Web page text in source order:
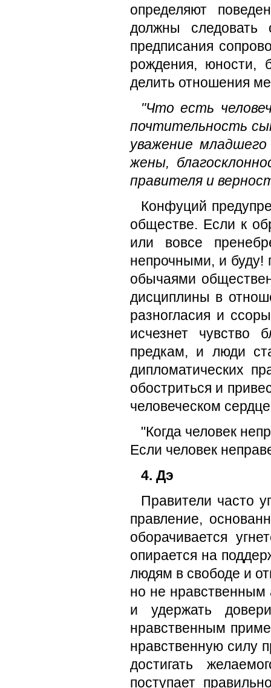
определяют
должны
предписания
рождения, юности,
делить отношения
"Что есть
почтительность
уважение
жены,
прави­теля и
Конфуций
обществе. Если к
или вовсе
непрочными, и буду!
обычаями
дисциплины в
разногласия и
исчез­нет чувство
предкам, и люди
дипло­матических
обостриться и
чело­веческом
"Когда человек
Если человек
4. Дэ
Правители часто
правление,
оборачивается
опирается на
людям в свободе и
но не нрав­ственным
и удержать
нравственным
нравственную силу
достигать
поступает